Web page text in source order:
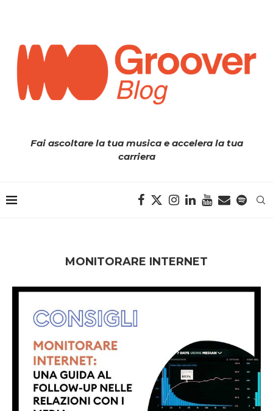
Fai ascoltare la tua musica e accelera la tua
carriera
MONITORARE INTERNET